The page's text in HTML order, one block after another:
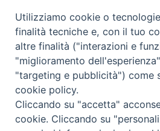
Utilizziamo cookie o
finalità tecniche e, con il tuo
altre finalità ("interazioni e
"miglioramento
"targeting e pubblicità") come
cookie policy.
Cliccando su "accetta"
cookie. Cliccando su